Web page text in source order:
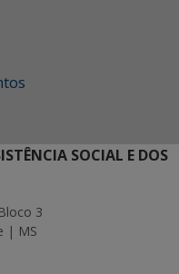
SOCIAL E DOS
3
| MS